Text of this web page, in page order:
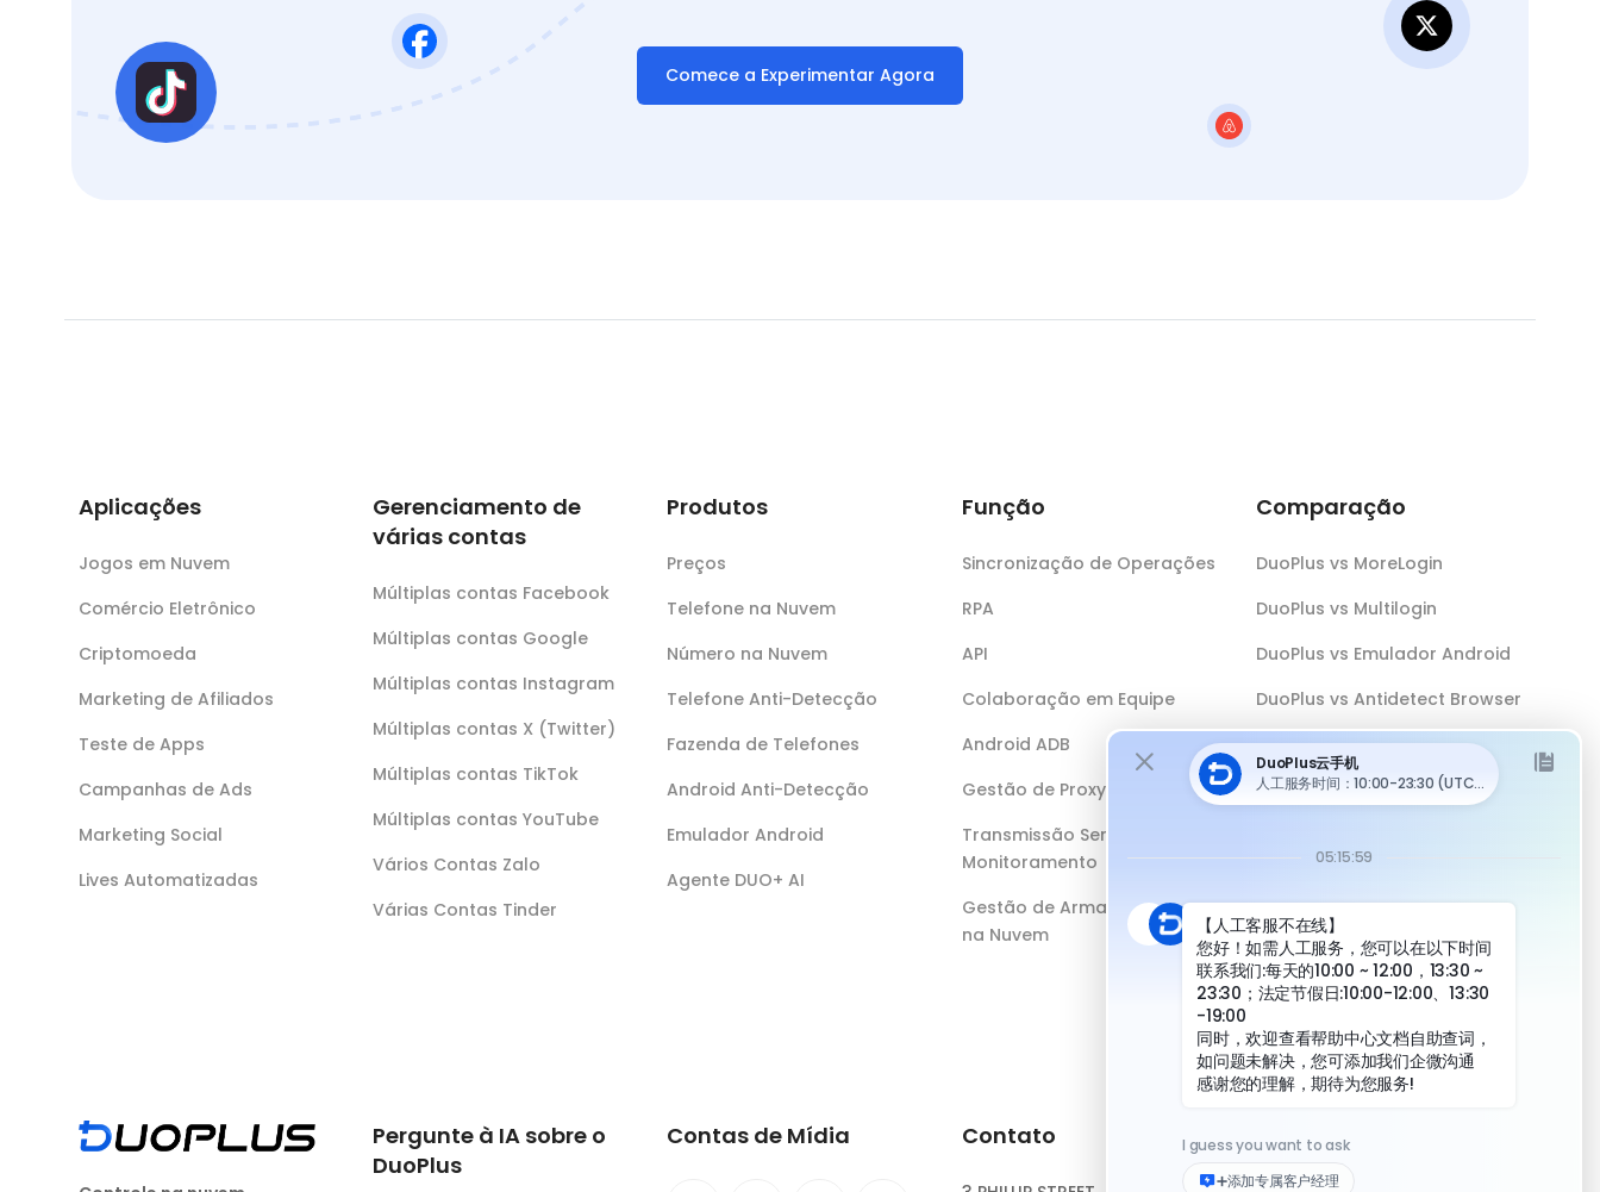
Comece a Experimentar Agora
Aplicações
Jogos em Nuvem
Comércio Eletrônico
Criptomoeda
Marketing de Afiliados
Teste de Apps
Campanhas de Ads
Marketing Social
Lives Automatizadas
Gerenciamento de
várias contas
Múltiplas contas Facebook
Múltiplas contas Google
Múltiplas contas Instagram
Múltiplas contas X (Twitter)
Múltiplas contas TikTok
Múltiplas contas YouTube
Vários Contas Zalo
Várias Contas Tinder
Produtos
Preços
Telefone na Nuvem
Número na Nuvem
Telefone Anti-Detecção
Fazenda de Telefones
Android Anti-Detecção
Emulador Android
Agente DUO+ AI
Função
Sincronização de Operações
RPA
API
Colaboração em Equipe
Android ADB
Gestão de Proxy
Transmissão Sem
Monitoramento
Gestão de Armazenamento
na Nuvem
Comparação
DuoPlus vs MoreLogin
DuoPlus vs Multilogin
DuoPlus vs Emulador Android
DuoPlus vs Antidetect Browser
DuoPlus vs Telefone Físico
Pergunte à IA sobre o
DuoPlus
Contas de Mídia Contato Recursos